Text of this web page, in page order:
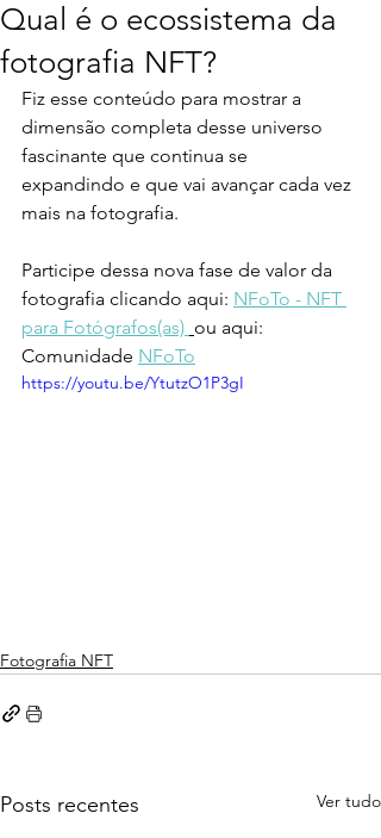
Qual é o ecossistema da
fotografia NFT?
Fiz esse conteúdo para mostrar a
dimensão completa desse universo
fascinante que continua se
expandindo e que vai avançar cada vez
mais na fotografia.
Participe dessa nova fase de valor da
fotografia clicando aqui: NFoTo - NFT
para Fotógrafos(as) ou aqui:
Comunidade NFoTo
https://youtu.be/YtutzO1P3gI
Fotografia NFT
Posts recentes Ver tudo